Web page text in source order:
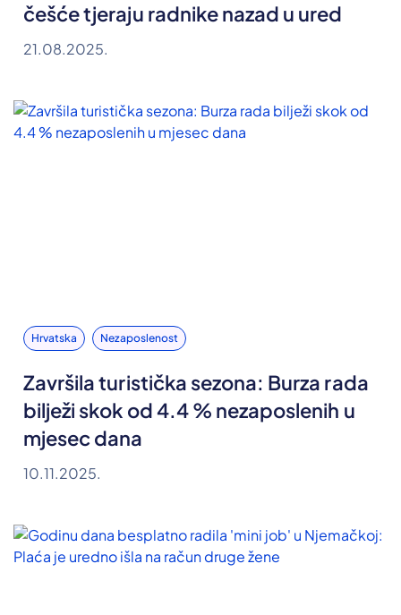
češće tjeraju radnike nazad u ured
21.08.2025.
Hrvatska Nezaposlenost
Završila turistička sezona: Burza rada
bilježi skok od 4.4 % nezaposlenih u
mjesec dana
10.11.2025.